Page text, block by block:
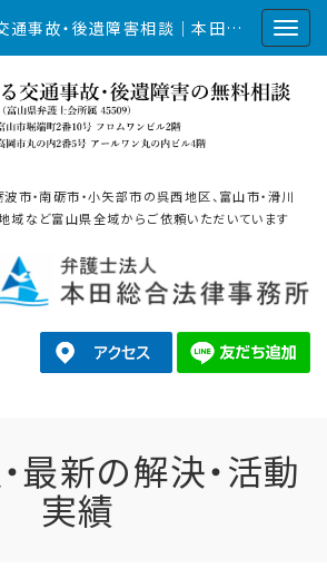
富山の弁護士による交通事故・後遺障害相談｜本田総合法律事務所
波市・南砺市・小矢部市の呉西地区、富山市・滑川
域など富山県全域からご依頼いただいています
最新の解決・活動
実績